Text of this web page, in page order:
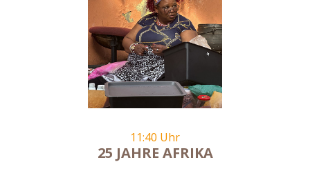
11:40 Uhr
25 JAHRE AFRIKA